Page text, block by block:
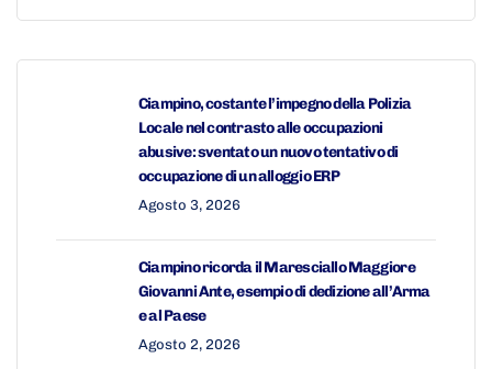
Ciampino, costante l’impegno della Polizia
Locale nel contrasto alle occupazioni
abusive: sventato un nuovo tentativo di
occupazione di un alloggio ERP
Agosto 3, 2026
Ciampino ricorda il Maresciallo Maggiore
Giovanni Ante, esempio di dedizione all’Arma
e al Paese
Agosto 2, 2026